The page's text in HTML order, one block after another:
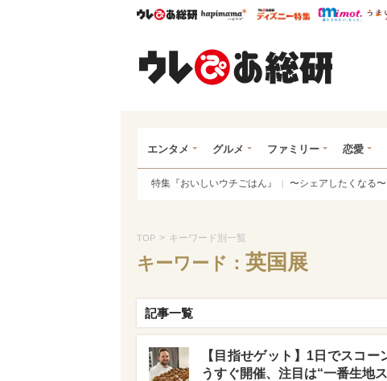
ウレぴあ総研ハピママ* ウレぴあ総
エンタメ グルメ ファミリー 恋愛
特集『おいしいウチごはん』 〜シェアしたくなる
TOP > キーワード別一覧
キーワード： 英国展
記事一覧
【目指せゲット】1日でスコ
うすぐ開催、注目は“一番生地